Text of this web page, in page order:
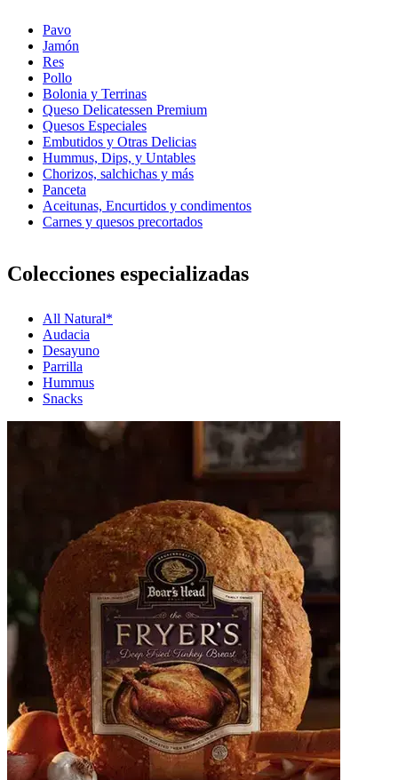
Pavo
Jamón
Res
Pollo
Bolonia y Terrinas
Queso Delicatessen Premium
Quesos Especiales
Embutidos y Otras Delicias
Hummus, Dips, y Untables
Chorizos, salchichas y más
Panceta
Aceitunas, Encurtidos y condimentos
Carnes y quesos precortados
Colecciones especializadas
All Natural*
Audacia
Desayuno
Parrilla
Hummus
Snacks